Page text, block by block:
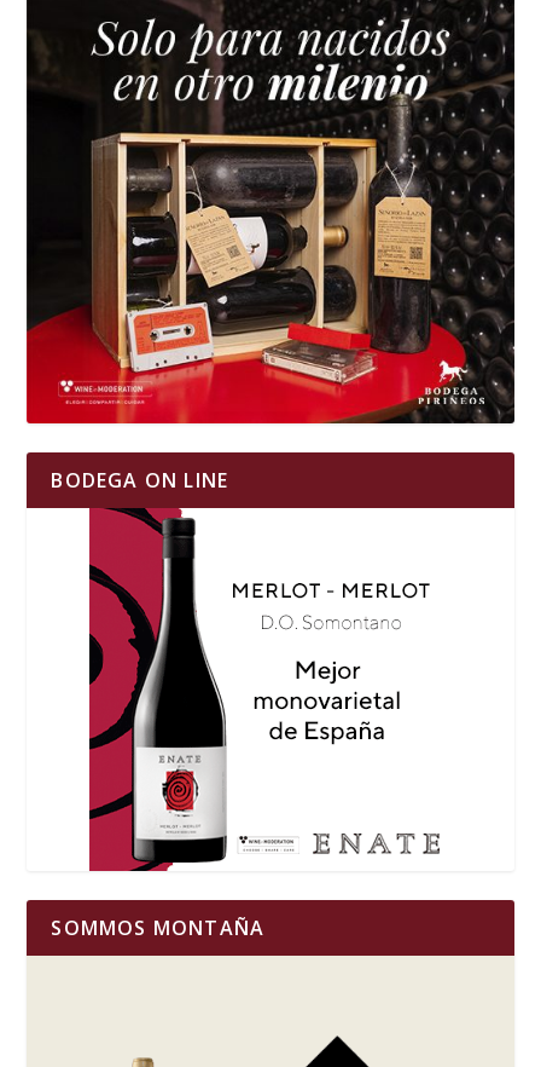
BODEGA ON LINE
SOMMOS MONTAÑA